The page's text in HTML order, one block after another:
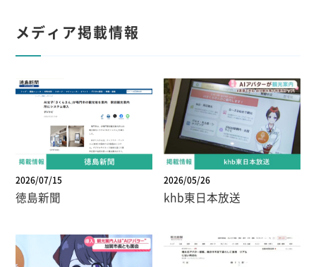
メディア掲載情報
2026/07/15
徳島新聞
2026/05/26
khb東日本放送